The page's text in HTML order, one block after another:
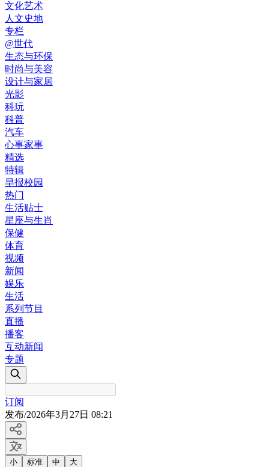
文化艺术
人文史地
专栏
@世代
生态与环保
时尚与美容
设计与家居
光影
科玩
科普
汽车
心事家事
精选
特辑
早报校园
热门
生活贴士
星座与生肖
保健
体育
视频
新闻
娱乐
生活
系列节目
直播
播客
互动新闻
专题
订阅
发布/2026年3月27日 08:21
小 标准 中 大